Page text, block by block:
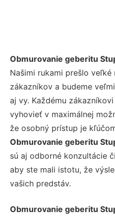
Obmurovanie geberitu
Našimi rukami prešlo
zákazníkov a budeme
aj vy. Každému
vyhovieť v maximálnej
že osobný prístup je
Obmurovanie geberitu
sú aj odborné konzultácie
aby ste mali istotu, že
vašich predstáv.
Obmurovanie geberitu